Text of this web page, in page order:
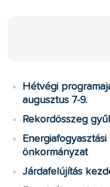
Hétvégi
augusztus 7-9.
Rekordösszeg
önkormányzat
Járdafelújítás